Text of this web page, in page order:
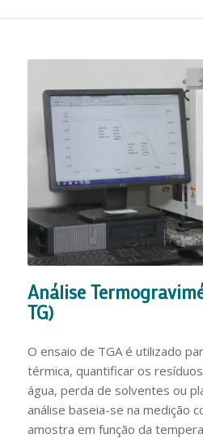
Análise
TG)
O ensaio de TGA é utilizado
térmica, quantificar os
água, perda de solventes ou
análise baseia-se na medição
amostra em função da